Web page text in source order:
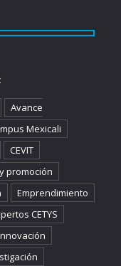
Avance
Mexicali
CEVIT
promoción
Emprendimiento
CETYS